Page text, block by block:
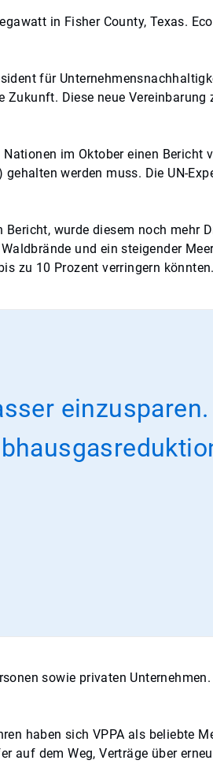
in Fisher County, Texas.
für
Diese neue Vereinbarung
im Oktober einen Bericht
werden muss. Die UN-
Bericht, wurde diesem noch mehr
und ein steigender
zu 10 Prozent verringern
einzusparen.
sowie privaten
haben sich VPPA als beliebte
auf dem Weg, Verträge über